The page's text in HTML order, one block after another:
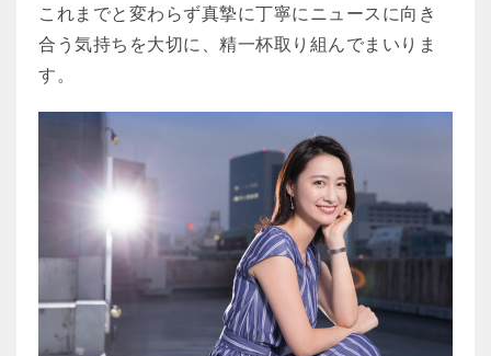
これまでと変わらず真摯に丁寧にニュースに向き
合う気持ちを大切に、精一杯取り組んでまいりま
す。